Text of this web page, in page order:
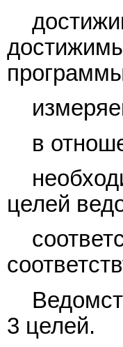
в
целей
3 целей.